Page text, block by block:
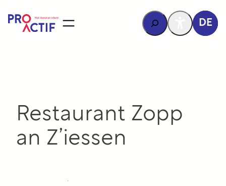
Rechercher
DE
Restaurant Zopp
an Z’iessen